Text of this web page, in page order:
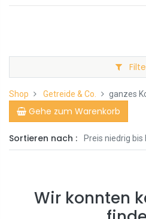
Shop Getreide & Co. ganzes
Gehe zum Warenkorb
Sortieren nach : Preis niedrig bis
Wir konnten